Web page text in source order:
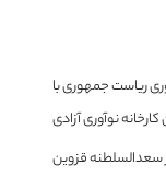
ریاست جمهوری با
کارخانه نوآوری آزادی
سعدالسلطنه قزوین